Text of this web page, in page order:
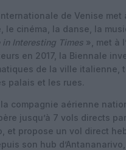
de Venise met
le cinéma, la danse, la
in Interesting Times », met à
en 2017, la Biennale
de la ville italienne,
palais et les rues.
la compagnie aérienne
jusqu’à 7 vols directs
et propose un vol direct
son hub